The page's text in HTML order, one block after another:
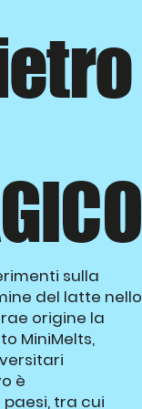
sulla
del latte nello
origine la
MiniMelts,
è
tra cui